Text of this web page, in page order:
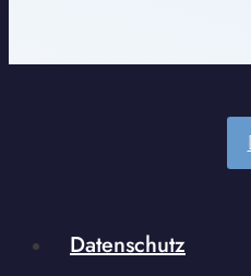
Datenschutz